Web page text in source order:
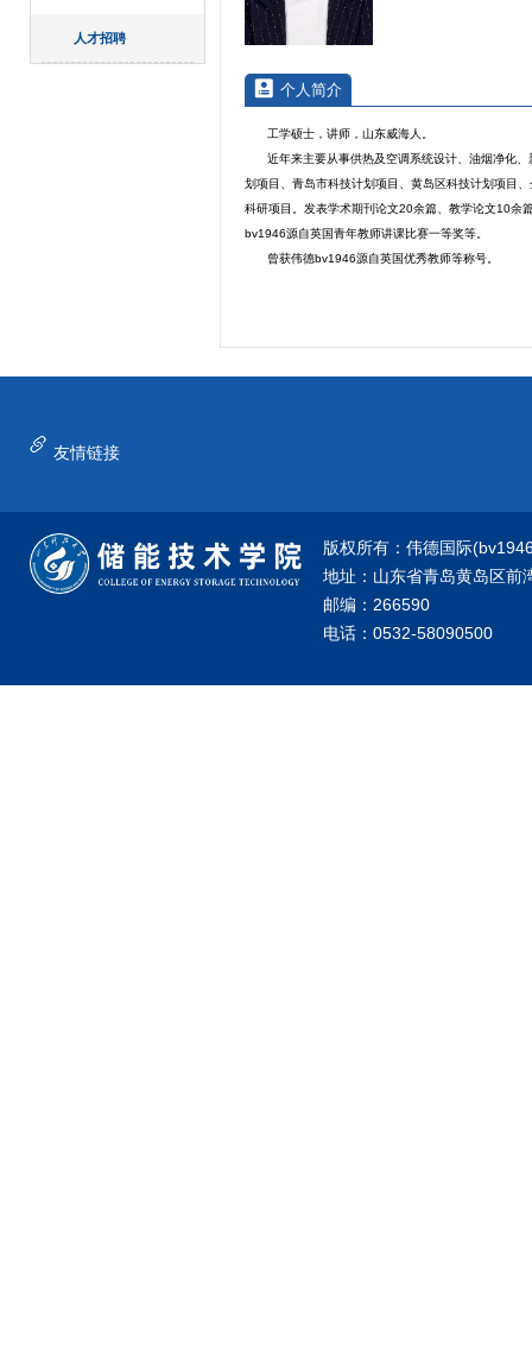
人才招聘
个人简介
工学硕士，讲师，山东威海人。
近年来主要从事供热及空调系统设计、油烟净化
划项目、青岛市科技计划项目、黄岛区科技计划项目
科研项目。发表学术期刊论文20余篇、教学论文10余
bv1946源自英国青年教师讲课比赛一等奖等。
曾获伟德bv1946源自英国优秀教师等称号。
友情链接
版权所有：伟德国际
地址：山东省青岛黄岛区前
邮编：266590
电话：0532-58090500